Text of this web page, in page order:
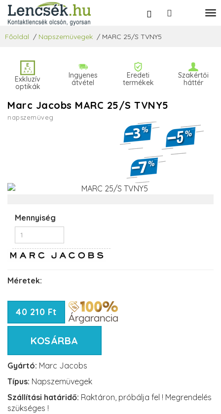
Főoldal / Napszemüvegek / MARC 25/S TVNY5
Exkluzív
optikák
Ingyenes
átvétel
Eredeti
termékek
Szakértői
háttér
Marc Jacobs MARC 25/S TVNY5
napszemüveg
Mennyiség
Méretek:
40 210 Ft
KOSÁRBA
Gyártó: Marc Jacobs
Típus: Napszemüvegek
Szállítási határidő: Raktáron, próbálja fel ! Megrendelés
szükséges !